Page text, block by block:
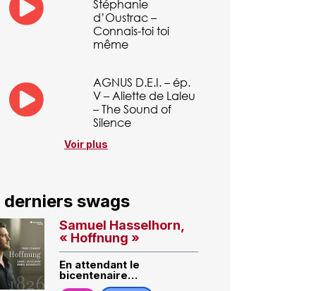
Stéphanie
d’Oustrac –
Connais-toi toi
même
AGNUS D.E.I. – ép.
V – Aliette de Laleu
– The Sound of
Silence
Voir plus
derniers swags
Samuel Hasselhorn,
« Hoffnung »
En attendant le
bicentenaire…